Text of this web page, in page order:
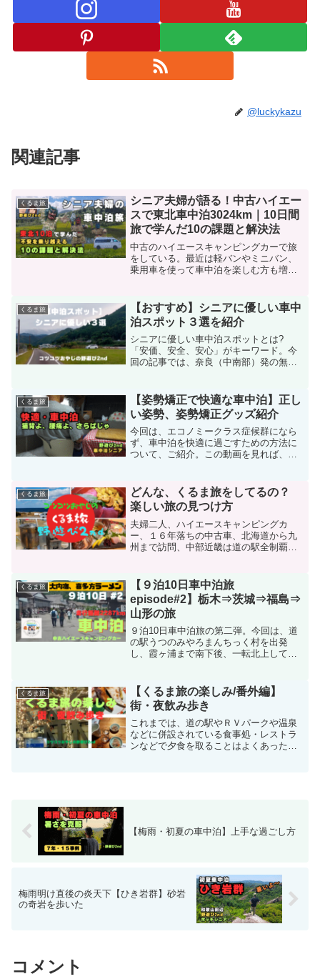
@luckykazu
関連記事
くるま旅
シニア夫婦が語る！中古ハイエー
スで東北車中泊3024km｜10日間
旅で学んだ10の課題と解決法
中古のハイエースキャンピングカーで旅
をしている。最近は軽バンやミニバン、
乗用車を使って車中泊を楽しむ方も増え
東北を10泊・3,024km旅して学んだ “10の
課題と解決法” をお届け。どんなクルマ旅
にも共通するヒントに。
くるま旅
【おすすめ】シニアに優しい車中
泊スポット３選を紹介
シニアに優しい車中泊スポットとは?
「安価、安全、安心」がキーワード。今
回の記事では、奈良（中南部）発の無料
る。釣りキャンプは載せていない。
くるま旅
【姿勢矯正で快適な車中泊】正し
い姿勢、姿勢矯正グッズ紹介
今回は、エコノミークラス症候群になら
ず、車中泊を快適に過ごすための方法に
ついて、ご紹介。この動画を見れば、正
なことを意識することで身に付くこと、
２つの姿勢矯正をサポートするグッズで
かなり症状が改善されることを実例を交
えてご紹介。
くるま旅
どんな、くるま旅をしてるの？
楽しい旅の見つけ方
夫婦二人、ハイエースキャンピングカ
ー、１６年落ちの中古車、北海道から九
州まで訪問、中部近畿は道の駅全制覇、
家、登山やキャンプや街歩きやジオパー
クを巡って温泉やグルメに舌鼓をうつ
くるま旅
【９泊10日車中泊旅
episode#2】栃木⇒茨城⇒福島⇒
山形の旅
９泊10日車中泊旅の第二弾。今回は、道
の駅うつのみやろまんちっく村を出発
し、霞ヶ浦まで南下後、一転北上して、
と経由して、道の駅やまがた蔵王までの
３日間の車中泊旅をお送りします。
くるま旅
【くるま旅の楽しみ/番外編】
街・夜飲み歩き
これまでは、道の駅やＲＶパークや温泉
などに併設されている食事処・レストラ
ンなどで夕食を取ることはよくあった。
【梅雨・初夏の車中泊】上手な過ごし方
梅雨明け直後の炎天下【ひき岩群】砂岩
の奇岩を歩いた
コメント